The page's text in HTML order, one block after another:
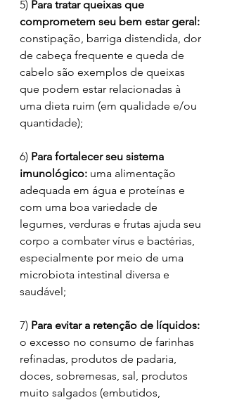
5) Para tratar queixas que
comprometem seu bem estar geral:
constipação, barriga distendida, dor
de cabeça frequente e queda de
cabelo são exemplos de queixas
que podem estar relacionadas à
uma dieta ruim (em qualidade e/ou
quantidade);
6) Para fortalecer seu sistema
imunológico: uma alimentação
adequada em água e proteínas e
com uma boa variedade de
legumes, verduras e frutas ajuda seu
corpo a combater vírus e bactérias,
especialmente por meio de uma
microbiota intestinal diversa e
saudável;
7) Para evitar a retenção de líquidos:
o excesso no consumo de farinhas
refinadas, produtos de padaria,
doces, sobremesas, sal, produtos
muito salgados (embutidos,